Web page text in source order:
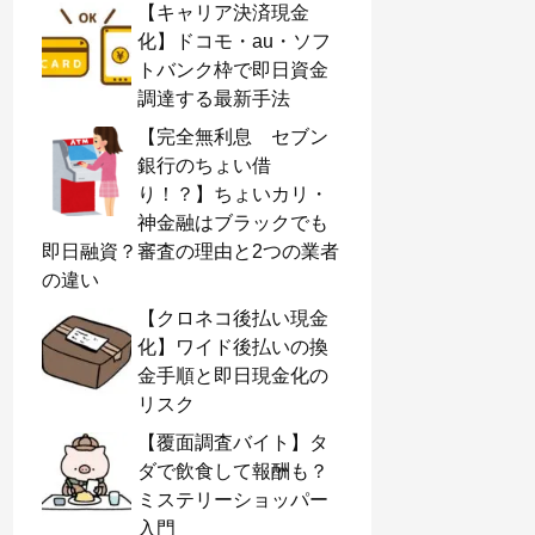
【キャリア決済現金
化】ドコモ・au・ソフ
トバンク枠で即日資金
調達する最新手法
【完全無利息 セブン
銀行のちょい借
り！？】ちょいカリ・
神金融はブラックでも
即日融資？審査の理由と2つの業者
の違い
【クロネコ後払い現金
化】ワイド後払いの換
金手順と即日現金化の
リスク
【覆面調査バイト】タ
ダで飲食して報酬も？
ミステリーショッパー
入門